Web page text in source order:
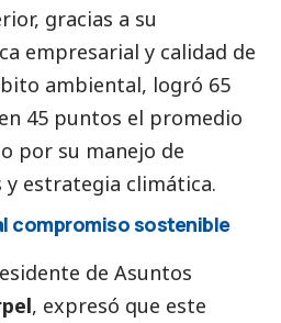
gracias a su
empresarial y calidad de
ambiental, logró 65
45 puntos el promedio
por su manejo de
y estrategia climática.
compromiso sostenible
de Asuntos
, expresó que este